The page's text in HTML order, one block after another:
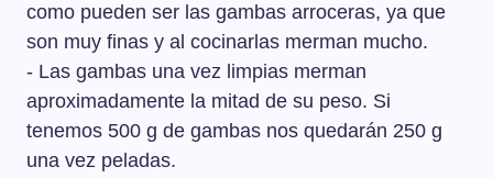
como pueden ser las gambas arroceras, ya que
son muy finas y al cocinarlas merman mucho.
- Las gambas una vez limpias merman
aproximadamente la mitad de su peso. Si
tenemos 500 g de gambas nos quedarán 250 g
una vez peladas.